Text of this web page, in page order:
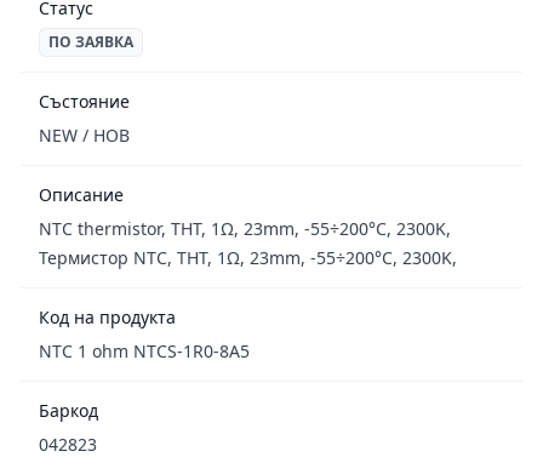
Статус
ПО ЗАЯВКА
Състояние
NEW / НОВ
Описание
NTC thermistor, THT, 1Ω, 23mm, -55÷200°C, 2300K,
Термистор NTC, THT, 1Ω, 23mm, -55÷200°C, 2300K,
Код на продукта
NTC 1 ohm NTCS-1R0-8A5
Баркод
042823